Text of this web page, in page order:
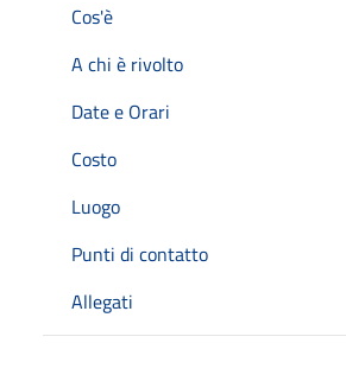
Cos'è
A chi è rivolto
Date e Orari
Costo
Luogo
Punti di contatto
Allegati